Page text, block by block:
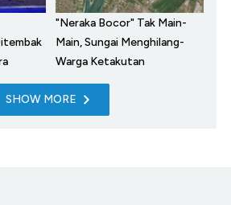
"Neraka Bocor" Tak Main-
Main, Sungai Menghilang-
Warga Ketakutan
SHOW MORE